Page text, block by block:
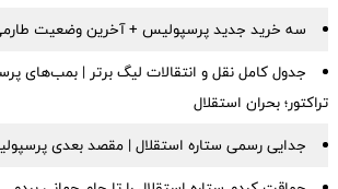
سه خرید جدید پرسپولیس + آخرین وضعیت
جدول کامل نقل و انتقالات لیگ برتر | بمب‌های
تراکتور؛ بحران استقلال
جدایی رسمی ستاره استقلال | مقصد بعدی